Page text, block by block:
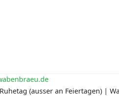
(ausser an Feiertagen) |